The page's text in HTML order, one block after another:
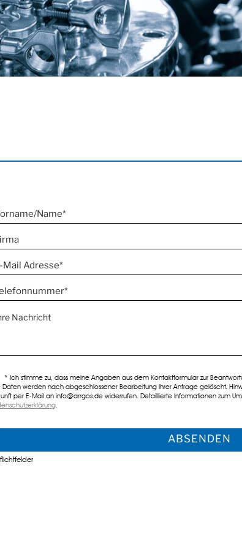
* Ich stimme zu, dass meine Angaben aus dem Kontaktformular zur
Daten werden nach abgeschlossener Bearbeitung Ihrer Anfrage gelöscht.
per E-Mail an info@arrgos.de widerrufen. Detaillierte Informationen zum
.